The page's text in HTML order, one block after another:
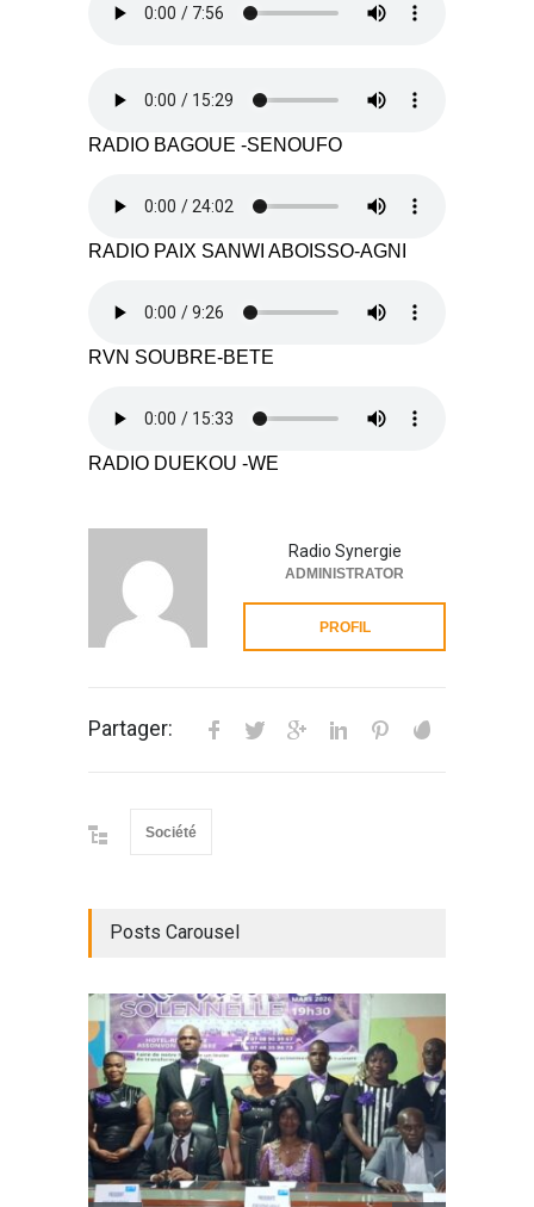
RADIO BAGOUE -SENOUFO
RADIO PAIX SANWI ABOISSO-AGNI
RVN SOUBRE-BETE
RADIO DUEKOU -WE
Radio Synergie
ADMINISTRATOR
PROFIL
Partager:
Société
Posts Carousel